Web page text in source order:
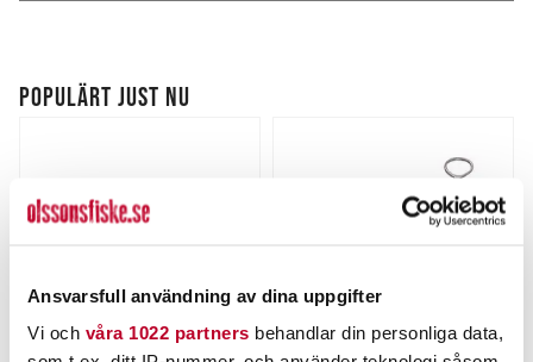
Ansvarsfull användning av dina uppgifter
Vi och våra 1022 partners behandlar din personliga data,
POPULÄRT JUST NU